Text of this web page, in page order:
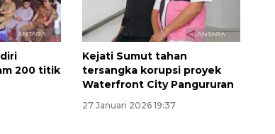
200 titik
Kejati Sumut tahan
tersangka korupsi proyek
Waterfront City Pangururan
27 Januari 2026 19:37